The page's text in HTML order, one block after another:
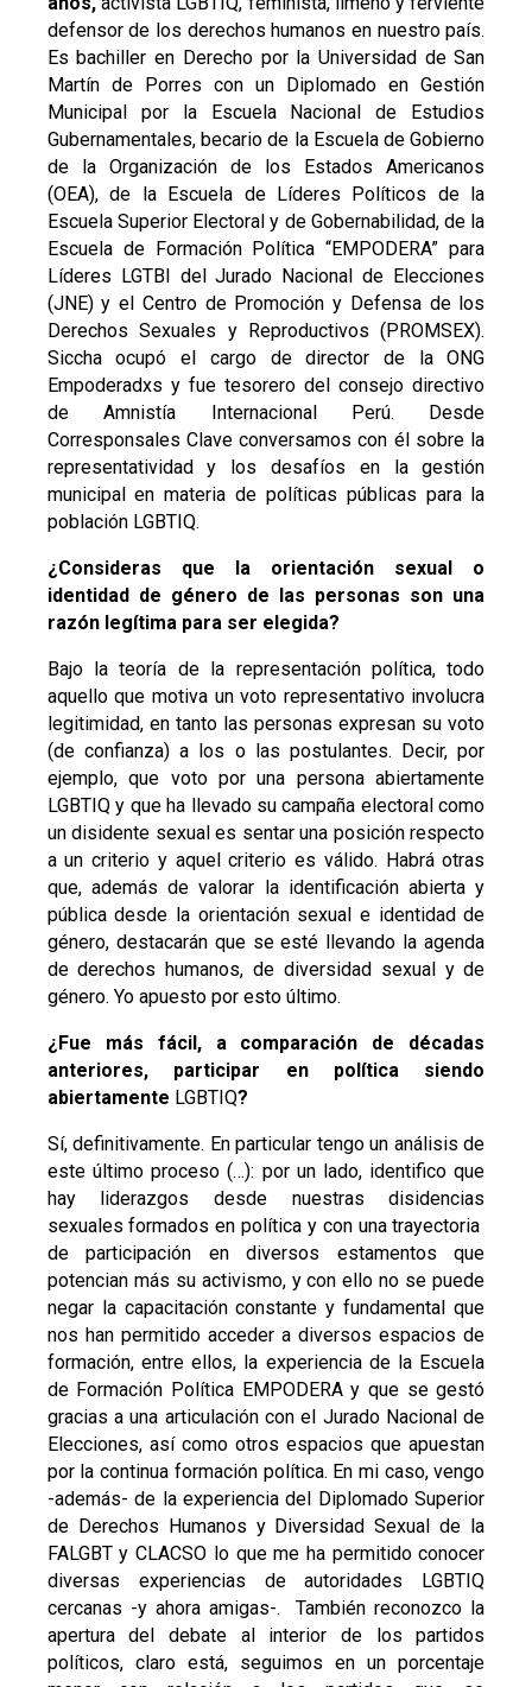
defensor de los derechos humanos en nuestro país.
Es bachiller en Derecho por la Universidad de San
Martín de Porres con un Diplomado en Gestión
Municipal por la Escuela Nacional de Estudios
Gubernamentales, becario de la Escuela de Gobierno
de la Organización de los Estados Americanos
(OEA), de la Escuela de Líderes Políticos de la
Escuela Superior Electoral y de Gobernabilidad, de la
Escuela de Formación Política “EMPODERA” para
Líderes LGTBI del Jurado Nacional de Elecciones
(JNE) y el Centro de Promoción y Defensa de los
Derechos Sexuales y Reproductivos (PROMSEX).
Siccha ocupó el cargo de director de la ONG
Empoderadxs y fue tesorero del consejo directivo
de Amnistía Internacional Perú. Desde
Corresponsales Clave conversamos con él sobre la
representatividad y los desafíos en la gestión
municipal en materia de políticas públicas para la
población LGBTIQ.
¿Consideras que la orientación sexual o
identidad de género de las personas son una
razón legítima para ser elegida?
Bajo la teoría de la representación política, todo
aquello que motiva un voto representativo involucra
legitimidad, en tanto las personas expresan su voto
(de confianza) a los o las postulantes. Decir, por
ejemplo, que voto por una persona abiertamente
LGBTIQ y que ha llevado su campaña electoral como
un disidente sexual es sentar una posición respecto
a un criterio y aquel criterio es válido. Habrá otras
que, además de valorar la identificación abierta y
pública desde la orientación sexual e identidad de
género, destacarán que se esté llevando la agenda
de derechos humanos, de diversidad sexual y de
género. Yo apuesto por esto último.
¿Fue más fácil, a comparación de décadas
anteriores, participar en política siendo
abiertamente LGBTIQ?
Sí, definitivamente. En particular tengo un análisis de
este último proceso (…): por un lado, identifico que
hay liderazgos desde nuestras disidencias
sexuales formados en política y con una trayectoria
de participación en diversos estamentos que
potencian más su activismo, y con ello no se puede
negar la capacitación constante y fundamental que
nos han permitido acceder a diversos espacios de
formación, entre ellos, la experiencia de la Escuela
de Formación Política EMPODERA y que se gestó
gracias a una articulación con el Jurado Nacional de
Elecciones, así como otros espacios que apuestan
por la continua formación política. En mi caso, vengo
-además- de la experiencia del Diplomado Superior
de Derechos Humanos y Diversidad Sexual de la
FALGBT y CLACSO lo que me ha permitido conocer
diversas experiencias de autoridades LGBTIQ
cercanas -y ahora amigas-. También reconozco la
apertura del debate al interior de los partidos
políticos, claro está, seguimos en un porcentaje